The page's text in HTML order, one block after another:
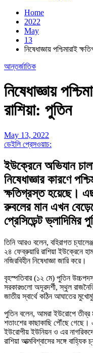
Home
2022
May
13
নিষেধাজ্ঞায় পশ্চিমারাই
আন্তর্জাতিক
নিষেধাজ্ঞায়
রাশিয়া: পুতিন
May 13, 2022
ডেইলি প্রেসওয়াচ:
ইউক্রেনে অভিযান
নিষেধাজ্ঞার কারণে
ক্ষতিগ্রস্ত হয়েছে।
রুবলের মান এখন
প্রেসিডেন্ট ভ্লাদিমির
তিনি আরও বলেন, বহিরাগত
২৪ ফেব্রুয়ারি রাশিয়া ইউক্রেনে
নজিরবিহীন নিষেধাজ্ঞা জারি করে।
বৃহস্পতিবার (১২ মে) পুতিন
সরকারগুলো অদূরদর্শী, স্থুল
জাতীয় স্বার্থে কঠিন আঘাতের
পুতিন বলেন, আমরা ইউরোপে তীব্র
শতাংশের কাছাকাছি পৌঁছে গেছে।
ইউরোপীয় ইউনিয়ন ও এর
রাশিয়া আত্মবিশ্বাসের সঙ্গে বাহ্যিক